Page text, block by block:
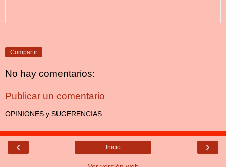
Compartir
No hay comentarios:
Publicar un comentario
OPINIONES y SUGERENCIAS
‹ ›
Inicio